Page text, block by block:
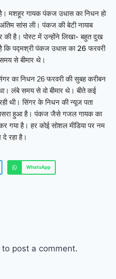
मशहूर गायक पंकज उधास का निधन हो
सांस ली। पंकज की बेटी नायाब
है। पोस्ट में उन्होंने लिखा- बहुत दुख
कि पद्मश्री पंकज उधास का 26 फरवरी
से बीमार थे।
का निधन 26 फरवरी की सुबह करीबन
लंबे समय से वो बीमार थे। बीते कई
थी। सिंगर के निधन की न्यूज पता
हुआ है। पंकज जैसे गजल गायक का
गया है। हर कोई सोशल मीडिया पर नम
रहा है।
WhatsApp
to post a comment.